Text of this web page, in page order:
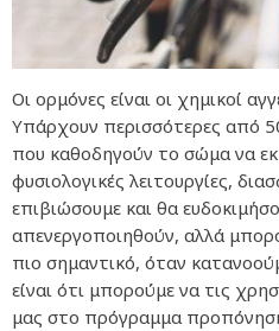
Οι ορμόνες είναι οι χημικοί
Υπάρχουν περισσότερες από
που καθοδηγούν το σώμα να
φυσιολογικές λειτουργίες,
επιβιώσουμε και θα
απενεργοποιηθούν, αλλά
πιο σημαντικό, όταν
είναι ότι μπορούμε να τις
μας στο πρόγραμμα